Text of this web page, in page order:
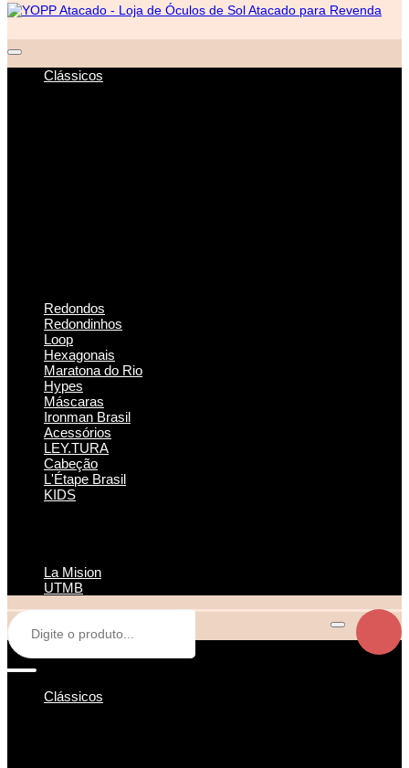
Clássicos
Redondos
Redondinhos
Loop
Hexagonais
Maratona do Rio
Hypes
Máscaras
Ironman Brasil
Acessórios
LEY.TURA
Cabeção
L'Étape Brasil
KIDS
La Mision
UTMB
Clássicos